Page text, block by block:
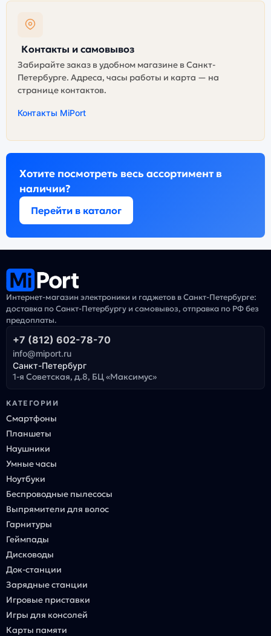
Контакты и самовывоз
Забирайте заказ в удобном магазине в Санкт-
Петербурге. Адреса, часы работы и карта — на
странице контактов.
Контакты MiPort
Хотите посмотреть весь ассортимент в
наличии?
Перейти в каталог
Интернет-магазин электроники и гаджетов в Санкт-Петербурге:
доставка по Санкт-Петербургу и самовывоз, отправка по РФ без
предоплаты.
+7 (812) 602-78-70
info@miport.ru
Санкт-Петербург
1-я Советская, д.8, БЦ «Максимус»
КАТЕГОРИИ
Смартфоны
Планшеты
Наушники
Умные часы
Ноутбуки
Беспроводные пылесосы
Выпрямители для волос
Гарнитуры
Геймпады
Дисководы
Док-станции
Зарядные станции
Игровые приставки
Игры для консолей
Карты памяти